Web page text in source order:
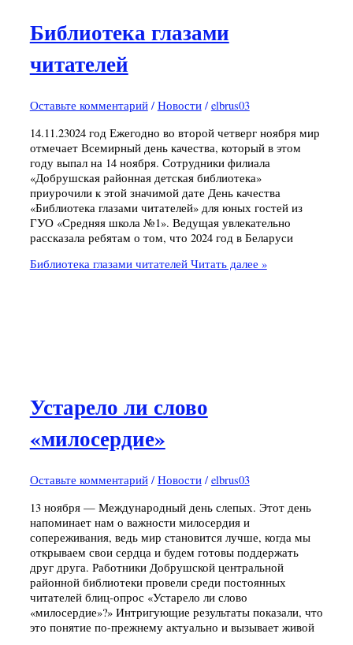
Библиотека глазами
читателей
Оставьте комментарий / Новости/ elbrus03
14.11.23024 год Ежегодно во второй четверг ноября мир
отмечает Всемирный день качества, который в этом
году выпал на 14 ноября. Сотрудники филиала
«Добрушская районная детская библиотека»
приурочили к этой значимой дате День качества
«Библиотека глазами читателей» для юных гостей из
ГУО «Средняя школа №1». Ведущая увлекательно
рассказала ребятам о том, что 2024 год в Беларуси
Библиотека глазами читателейЧитать далее »
Устарело ли слово
«милосердие»
Оставьте комментарий / Новости/ elbrus03
13 ноября — Международный день слепых. Этот день
напоминает нам о важности милосердия и
сопереживания, ведь мир становится лучше, когда мы
открываем свои сердца и будем готовы поддержать
друг друга. Работники Добрушской центральной
районной библиотеки провели среди постоянных
читателей блиц-опрос «Устарело ли слово
«милосердие»?» Интригующие результаты показали, что
это понятие по-прежнему актуально и вызывает живой